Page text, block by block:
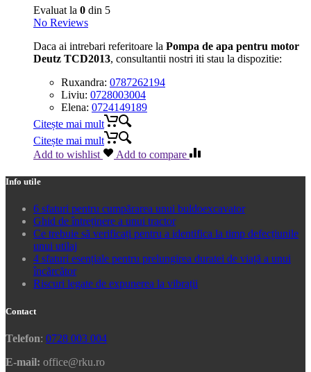
Evaluat la 0 din 5
No Reviews
Daca ai intrebari referitoare la Pompa de apa pentru motor
Deutz TCD2013, consultantii nostri iti stau la dispozitie:
Ruxandra: 0787262194
Liviu: 0728003004
Elena: 0724149189
Citește mai mult
Citește mai mult
Add to wishlist
Add to compare
Info utile
6 sfaturi pentru cumpărarea unui buldoexcavator
Ghid de întreținere a unui tractor
Ce trebuie să verificați pentru a identifica la timp defecțiunile
unui utilaj
4 sfaturi esențiale pentru prelungirea duratei de viață a unui
încărcător
Riscuri legate de expunerea la vibrații
Contact
Telefon: 0728 003 004
E-mail: office@rku.ro